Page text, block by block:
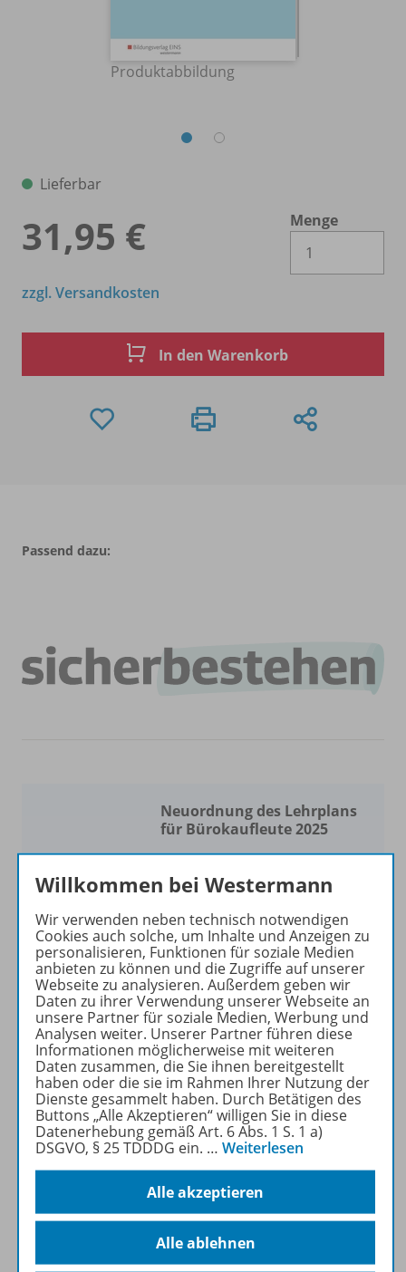
Produktabbildung
Lieferbar
31,95 €
Menge
zzgl. Versandkosten
In den Warenkorb
Passend dazu:
Neuordnung des Lehrplans
für Bürokaufleute 2025
des Lehrplans aktualisieren
Portfolio. Es erwarten Sie
moderne, praxisorientierte
Lehrwerkeund
umfangreichedigitale
Materialien.
Mehr erfahren
Produktinformationen
Willkommen bei Westermann
Wir verwenden neben technisch notwendigen
Cookies auch solche, um Inhalte und Anzeigen zu
personalisieren, Funktionen für soziale Medien
anbieten zu können und die Zugriffe auf unserer
Webseite zu analysieren. Außerdem geben wir
Daten zu ihrer Verwendung unserer Webseite an
unsere Partner für soziale Medien, Werbung und
Analysen weiter. Unserer Partner führen diese
Informationen möglicherweise mit weiteren
Daten zusammen, die Sie ihnen bereitgestellt
haben oder die sie im Rahmen Ihrer Nutzung der
Dienste gesammelt haben. Durch Betätigen des
Buttons „Alle Akzeptieren“ willigen Sie in diese
Datenerhebung gemäß Art. 6 Abs. 1 S. 1 a)
DSGVO, § 25 TDDDG ein. … Weiterlesen
Alle akzeptieren
Alle ablehnen